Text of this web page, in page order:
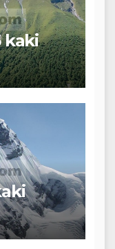
kaki